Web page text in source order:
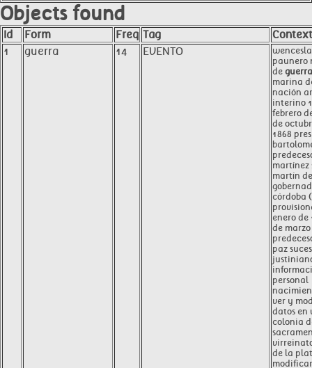
Objects found
Id Form Freq Tag
Context
1
guerra 14 EVENTO
paunero
de guerra
marina
nación
interino
febrero
de
1868
martínez
martín
córdoba (
enero de
de
paz
personal
ver y
datos
colonia
de la